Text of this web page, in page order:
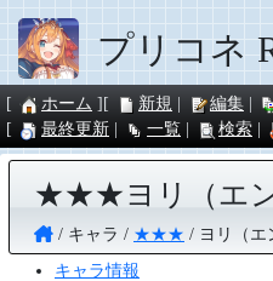
プリコネ
ホーム 新規 編集
最終更新
一覧 検索
★★★ヨリ（エン
キャラ ★★★
ヨリ（エ
キャラ情報